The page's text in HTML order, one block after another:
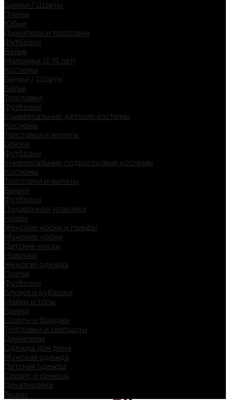
Брюки / Шорты
Платья
Юбки
Джемпера и толстовки
Футболки
Белье
Мальчики (2-16 лет)
Костюмы
Брюки / Шорты
Белье
Толстовки
Футболки
Универсальные детские костюмы
Костюмы
Толстовки и жилеты
Брюки
Футболки
Универсальные подростковые костюмы
Костюмы
Толстовки и жилеты
Брюки
Футболки
Подарочная упаковка
Носки
Женские носки и гольфы
Мужские носки
Детские носки
Новинки
Женская одежда
Платья
Футболки
Блузки и рубашки
Майки и топы
Брюки
Шорты и бриджи
Толстовки и свитшоты
Джемперы
Одежда для дома
Мужская одежда
Детская одежда
Сервис и помощь
Декатировка
Акции